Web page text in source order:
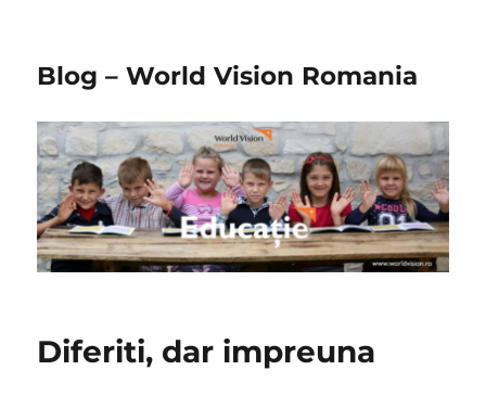
Blog – World Vision Romania
Diferiti, dar impreuna